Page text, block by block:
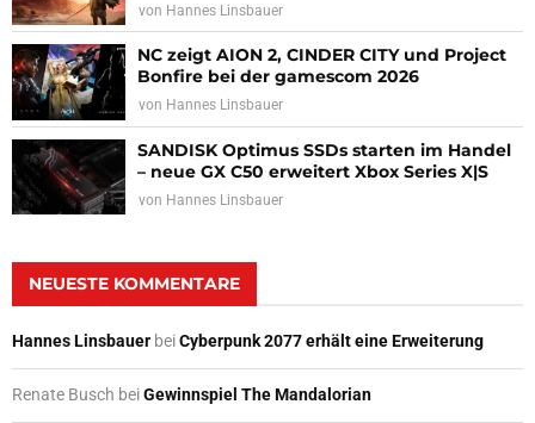
von Hannes Linsbauer
NC zeigt AION 2, CINDER CITY und Project
Bonfire bei der gamescom 2026
von Hannes Linsbauer
SANDISK Optimus SSDs starten im Handel
– neue GX C50 erweitert Xbox Series X|S
von Hannes Linsbauer
NEUESTE KOMMENTARE
Hannes Linsbauer beiCyberpunk 2077 erhält eine Erweiterung
Renate Busch beiGewinnspiel The Mandalorian